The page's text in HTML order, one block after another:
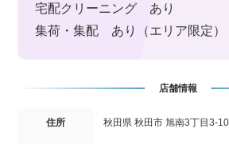
宅配クリーニング あり
集荷・集配 あり（エリア限定）
店舗情報
住所 秋田県 秋田市 旭南3丁目3-10